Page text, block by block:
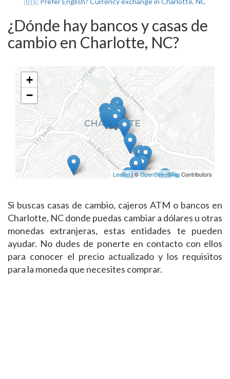
¿Dónde hay bancos y casas de
cambio en Charlotte, NC?
+
−
Leaflet| ©OpenStreetMapContributors
Si buscas casas de cambio, cajeros ATM o bancos en
Charlotte, NC donde puedas cambiar a dólares u otras
monedas extranjeras, estas entidades te pueden
ayudar. No dudes de ponerte en contacto con ellos
para conocer el precio actualizado y los requisitos
para la moneda que necesites comprar.